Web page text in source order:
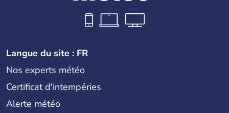
Langue du site : FR
Nos experts météo
Certificat d'intempéries
Alerte météo